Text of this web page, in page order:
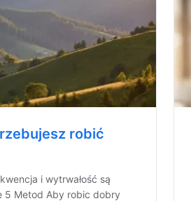
robić
i wytrwałość są
5 Metod Aby robic dobry